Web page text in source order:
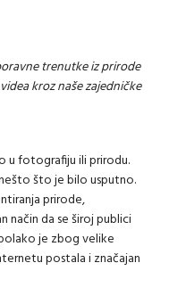
trenutke iz prirode
kroz naše zajedničke
u fotografiju ili prirodu.
što je bilo usputno.
prirode,
način da se široj publici
je zbog velike
postala i značajan